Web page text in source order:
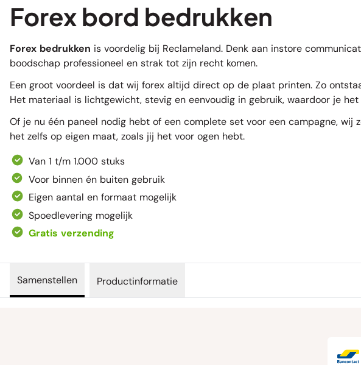
Forex bord bedrukken
Forex bedrukken is voordelig bij Reclameland. Denk aan instore
boodschap professioneel en strak tot zijn recht komen.
Een groot voordeel is dat wij forex altijd direct op de plaat printen. Zo
Het materiaal is lichtgewicht, stevig en eenvoudig in gebruik, waardoor je
Of je nu één paneel nodig hebt of een complete set voor een campagne,
het zelfs op eigen maat, zoals jij het voor ogen hebt.
Van 1 t/m 1.000 stuks
Voor binnen én buiten gebruik
Eigen aantal en formaat mogelijk
Spoedlevering mogelijk
Gratis verzending
Samenstellen Productinformatie